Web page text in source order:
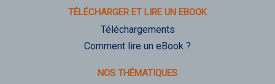
TÉLÉCHARGER ET LIRE UN EBOOK
Téléchargements
Comment lire un eBook ?
NOS THÉMATIQUES